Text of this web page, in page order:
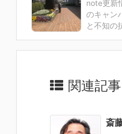
note更新
のキャン
と不知の
関連記事
斎